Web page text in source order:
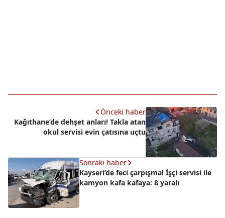
Önceki haber
Kağıthane’de dehşet anları! Takla atan
okul servisi evin çatısına uçtu
Sonraki haber
Kayseri’de feci çarpışma! İşçi servisi ile
kamyon kafa kafaya: 8 yaralı